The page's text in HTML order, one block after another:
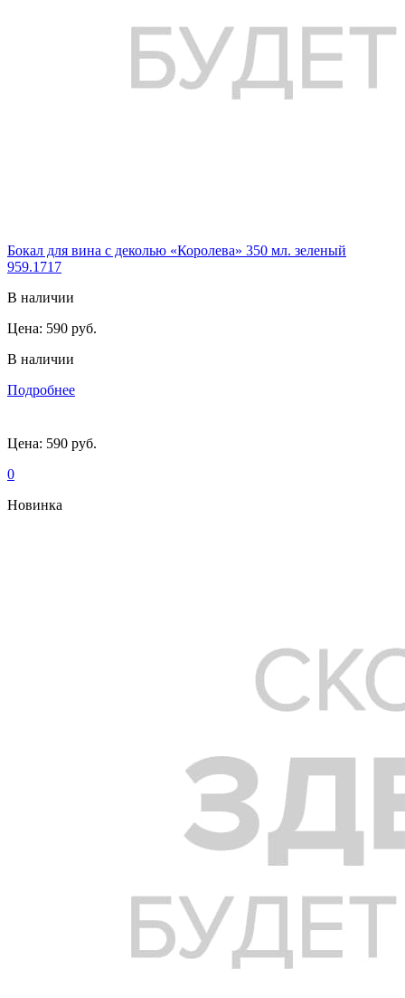
Бокал для вина с деколью «Королева» 350 мл. зеленый
959.1717
В наличии
Цена: 590 руб.
В наличии
Подробнее
Цена: 590 руб.
0
Новинка